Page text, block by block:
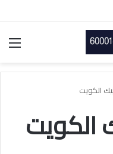
الكويت
الكويت